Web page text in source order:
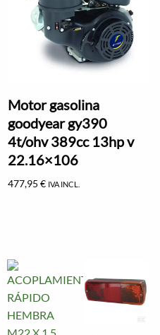
Motor gasolina
goodyear gy390
4t/ohv 389cc 13hp v
22.16×106
477,95€ IVA INCL.